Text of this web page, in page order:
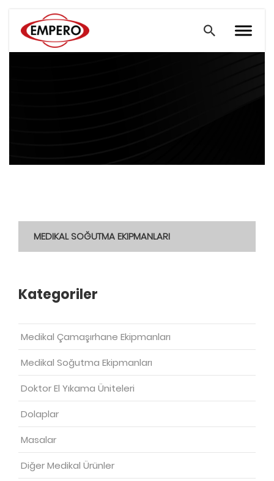
MEDIKAL SOĞUTMA EKIPMANLARI
Kategoriler
Medikal Çamaşırhane Ekipmanları
Medikal Soğutma Ekipmanları
Doktor El Yıkama Üniteleri
Dolaplar
Masalar
Diğer Medikal Ürünler